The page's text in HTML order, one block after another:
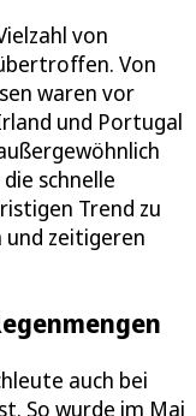
von
Von
waren vor
und Portugal
schnelle
Trend zu
zeitigeren
auch bei
So wurde im Mai